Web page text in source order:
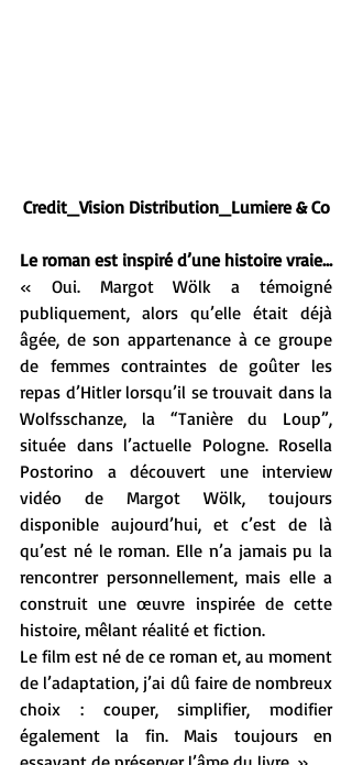
Credit_Vision Distribution_Lumiere & Co
Le roman est inspiré d’une histoire vraie…
« Oui. Margot Wölk a témoigné
publiquement, alors qu’elle était déjà
âgée, de son appartenance à ce groupe
de femmes contraintes de goûter les
repas d’Hitler lorsqu’il se trouvait dans la
Wolfsschanze, la “Tanière du Loup”,
située dans l’actuelle Pologne. Rosella
Postorino a découvert une interview
vidéo de Margot Wölk, toujours
disponible aujourd’hui, et c’est de là
qu’est né le roman. Elle n’a jamais pu la
rencontrer personnellement, mais elle a
construit une œuvre inspirée de cette
histoire, mêlant réalité et fiction.
Le film est né de ce roman et, au moment
de l’adaptation, j’ai dû faire de nombreux
choix : couper, simplifier, modifier
également la fin. Mais toujours en